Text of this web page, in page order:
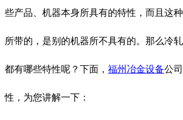
些产品、机器本身所具有的特性，而且这
所带的，是别的机器所不具有的。那么冷
都有哪些特性呢？下面， 福州 冶金设备公
性，为您讲解一下：